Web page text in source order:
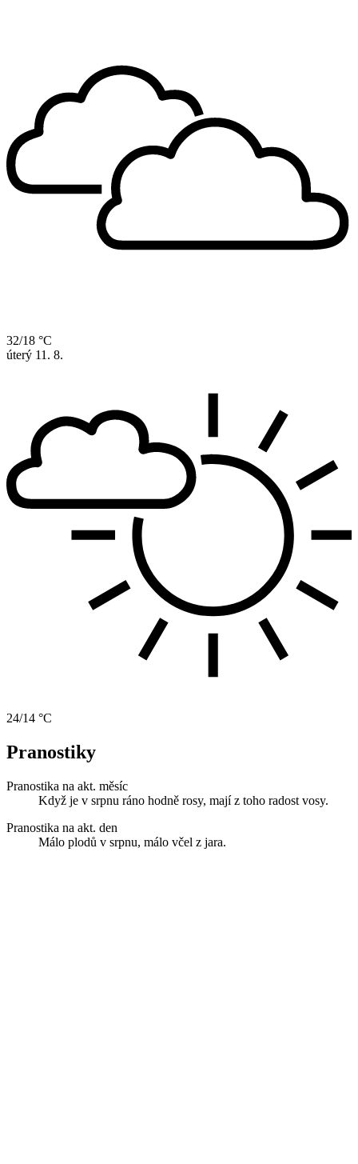
32/18 °C
úterý 11. 8.
24/14 °C
Pranostiky
Pranostika na akt. měsíc
Když je v srpnu ráno hodně rosy, mají z toho radost vosy.
Pranostika na akt. den
Málo plodů v srpnu, málo včel z jara.